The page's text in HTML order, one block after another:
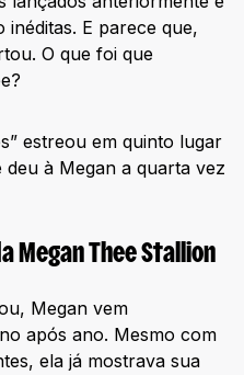
inéditas. E parece que,
O que foi que
estreou em quinto lugar
à Megan a quarta vez
Megan Thee Stallion
Megan vem
após ano. Mesmo com
ela já mostrava sua